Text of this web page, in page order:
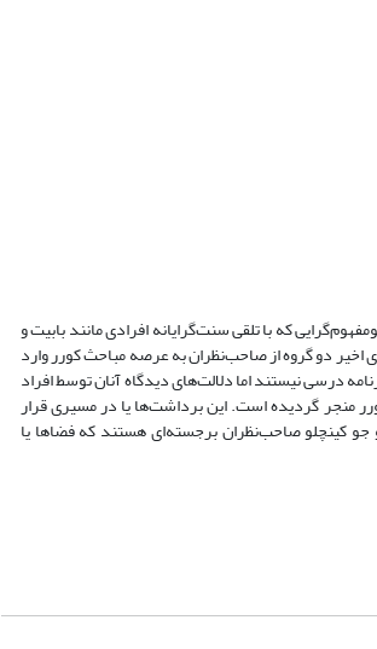
که با تلقی سنت‌گرایانه افرادی مانند بابیت و
اخیر دو گروه از صاحب‌نظران به عرصه مباحث کورر وارد
درسی نیستند اما دلالت‌های‌ دیدگاه آنان توسط افراد
منجر گردیده است. این برداشت‌ها یا در مسیری قرار
و جو کینچلو صاحب‌نظران برجسته‌ای هستند که فضاها یا